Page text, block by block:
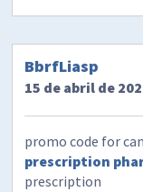
BbrfLiasp
15 de abril de
promo code for
prescription
prescription